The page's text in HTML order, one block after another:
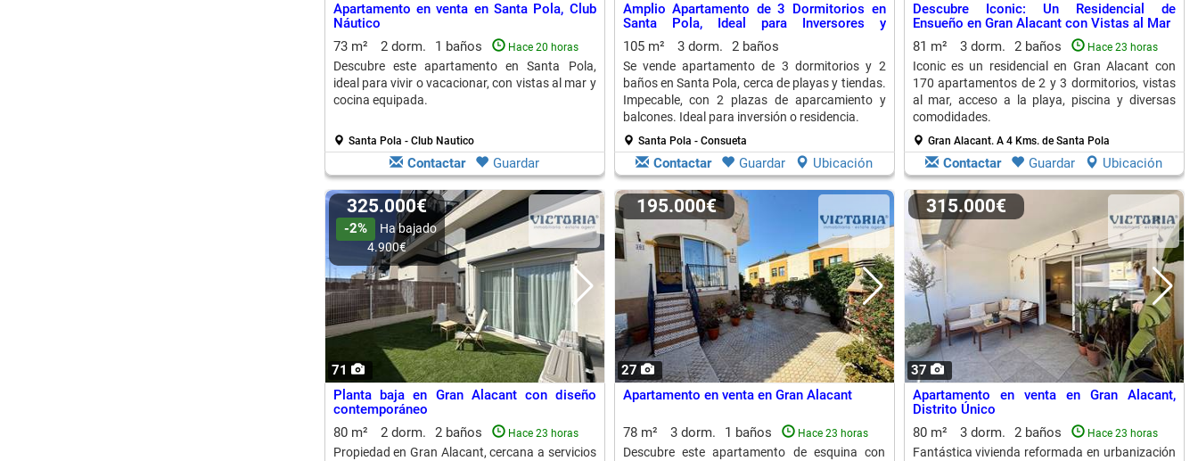
Apartamento en venta en Santa Pola, Club
Náutico
73 m²
2 dorm. 1 baños Hace 20 horas
Descubre este apartamento en Santa Pola,
ideal para vivir o vacacionar, con vistas al mar y
cocina equipada.
Santa Pola - Club Nautico
Contactar Guardar
Amplio Apartamento de 3 Dormitorios en
Santa Pola, Ideal para Inversores y
Residentes
105 m² 3 dorm. 2 baños
Se vende apartamento de 3 dormitorios y 2
baños en Santa Pola, cerca de playas y tiendas.
Impecable, con 2 plazas de aparcamiento y
balcones. Ideal para inversión o residencia.
Santa Pola - Consueta
Contactar Guardar Ubicación
Descubre Iconic: Un Residencial de
Ensueño en Gran Alacant con Vistas al Mar
81 m²
3 dorm. 2 baños Hace 23 horas
Iconic es un residencial en Gran Alacant con
170 apartamentos de 2 y 3 dormitorios, vistas
al mar, acceso a la playa, piscina y diversas
comodidades.
Gran Alacant. A 4 Kms. de Santa Pola
Contactar Guardar Ubicación
71
325.000€
-2%
Ha bajado
4.900€
Planta baja en Gran Alacant con diseño
contemporáneo
80 m²
2 dorm. 2 baños Hace 23 horas
Propiedad en Gran Alacant, cercana a servicios
27
195.000€
Apartamento en venta en Gran Alacant
78 m² 3 dorm. 1 baños Hace 23 horas
Descubre este apartamento de esquina con
37
315.000€
Apartamento en venta en Gran Alacant,
Distrito Único
80 m²
3 dorm. 2 baños Hace 23 horas
Fantástica vivienda reformada en urbanización